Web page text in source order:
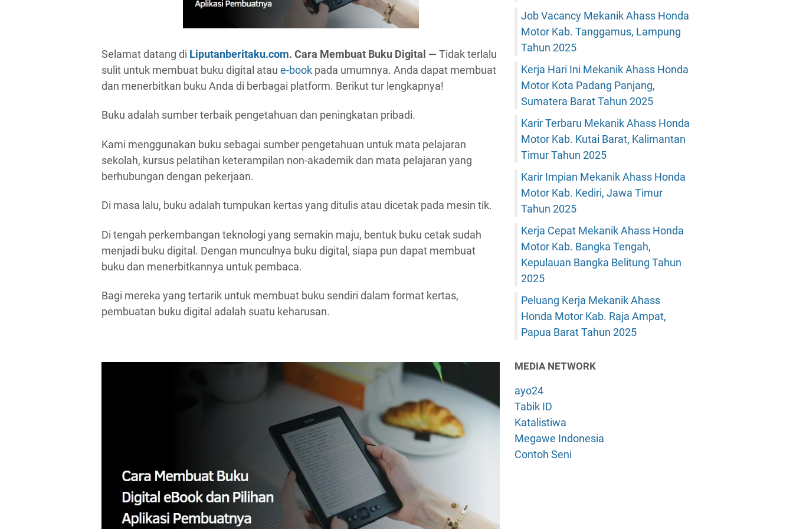
Selamat datang di Liputanberitaku.com. Cara Membuat Buku Digital — Tidak terlalu
sulit untuk membuat buku digital atau e-book pada umumnya. Anda dapat membuat
dan menerbitkan buku Anda di berbagai platform. Berikut tur lengkapnya!
Buku adalah sumber terbaik pengetahuan dan peningkatan pribadi.
Kami menggunakan buku sebagai sumber pengetahuan untuk mata pelajaran
sekolah, kursus pelatihan keterampilan non-akademik dan mata pelajaran yang
berhubungan dengan pekerjaan.
Di masa lalu, buku adalah tumpukan kertas yang ditulis atau dicetak pada mesin tik.
Di tengah perkembangan teknologi yang semakin maju, bentuk buku cetak sudah
menjadi buku digital. Dengan munculnya buku digital, siapa pun dapat membuat
buku dan menerbitkannya untuk pembaca.
Bagi mereka yang tertarik untuk membuat buku sendiri dalam format kertas,
pembuatan buku digital adalah suatu keharusan.
Job Vacancy Mekanik Ahass Honda
Motor Kab. Tanggamus, Lampung
Tahun 2025
Kerja Hari Ini Mekanik Ahass Honda
Motor Kota Padang Panjang,
Sumatera Barat Tahun 2025
Karir Terbaru Mekanik Ahass Honda
Motor Kab. Kutai Barat, Kalimantan
Timur Tahun 2025
Karir Impian Mekanik Ahass Honda
Motor Kab. Kediri, Jawa Timur
Tahun 2025
Kerja Cepat Mekanik Ahass Honda
Motor Kab. Bangka Tengah,
Kepulauan Bangka Belitung Tahun
2025
Peluang Kerja Mekanik Ahass
Honda Motor Kab. Raja Ampat,
Papua Barat Tahun 2025
MEDIA NETWORK
ayo24
Tabik ID
Katalistiwa
Megawe Indonesia
Contoh Seni